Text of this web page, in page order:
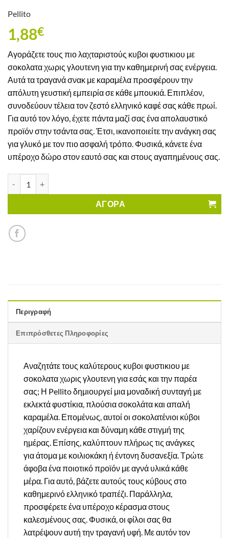
Pellito
1,88€
Αγοράζετε τους πιο λαχταριστούς κυβοι φυστικιου με
σοκολατα χωρις γλουτενη για την καθημερινή σας ενέργεια.
Αυτά τα τραγανά σνακ με καραμέλα προσφέρουν την
απόλυτη γευστική εμπειρία σε κάθε μπουκιά. Επιπλέον,
συνοδεύουν τέλεια τον ζεστό ελληνικό καφέ σας κάθε πρωί.
Για αυτό τον λόγο, έχετε πάντα μαζί σας ένα απολαυστικό
προϊόν στην τσάντα σας. Έτσι, ικανοποιείτε την ανάγκη σας
για γλυκό με τον πιο ασφαλή τρόπο. Φυσικά, κάνετε ένα
υπέροχο δώρο στον εαυτό σας και στους αγαπημένους σας.
ΑΓΟΡΑ
Περιγραφή
Επιπρόσθετες Πληροφορίες
Αναζητάτε τους καλύτερους κυβοι φυστικιου με
σοκολατα χωρις γλουτενη για εσάς και την παρέα
σας; Η Pellito δημιουργεί μια μοναδική συνταγή με
εκλεκτά φυστίκια, πλούσια σοκολάτα και απαλή
καραμέλα. Επομένως, αυτοί οι σοκολατένιοι κύβοι
χαρίζουν ενέργεια και δύναμη κάθε στιγμή της
ημέρας. Επίσης, καλύπτουν πλήρως τις ανάγκες
για άτομα με κοιλιοκάκη ή έντονη δυσανεξία. Τρώτε
άφοβα ένα ποιοτικό προϊόν με αγνά υλικά κάθε
μέρα. Για αυτό, βάζετε αυτούς τους κύβους στο
καθημερινό ελληνικό τραπέζι. Παράλληλα,
προσφέρετε ένα υπέροχο κέρασμα στους
καλεσμένους σας. Φυσικά, οι φίλοι σας θα
λατρέψουν αυτή την τραγανή υφή. Με αυτόν τον